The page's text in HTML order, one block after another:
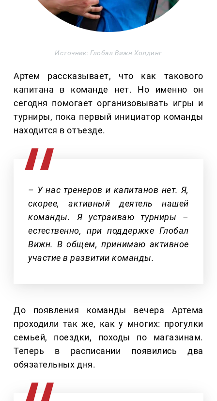
Источник: Глобал Вижн Холдинг
Артем рассказывает, что как такового
капитана в команде нет. Но именно он
сегодня помогает организовывать игры и
турниры, пока первый инициатор команды
находится в отъезде.
– У нас тренеров и капитанов нет. Я,
скорее, активный деятель нашей
команды. Я устраиваю турниры –
естественно, при поддержке Глобал
Вижн. В общем, принимаю активное
участие в развитии команды.
До появления команды вечера Артема
проходили так же, как у многих: прогулки
семьей, поездки, походы по магазинам.
Теперь в расписании появились два
обязательных дня.